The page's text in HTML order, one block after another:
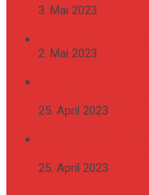
3. Mai 2023
2. Mai 2023
25. April 2023
25. April 2023